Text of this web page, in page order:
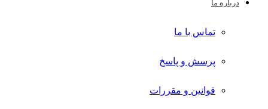
درباره ما
تماس با ما
پرسش و پاسخ
قوانین و مقررات